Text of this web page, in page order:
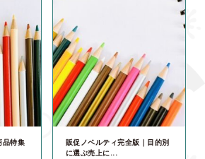
品特集
販促ノベルティ完全版｜目的別
に選ぶ売上に...